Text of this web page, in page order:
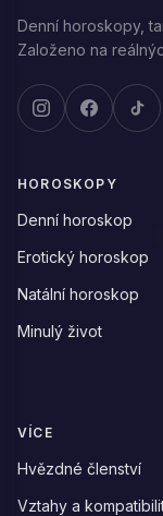
Denní horoskopy,
Založeno na
HOROSKOPY
Denní horoskop
Erotický horoskop
Natální horoskop
Minulý život
VÍCE
Hvězdné členství
Vztahy a